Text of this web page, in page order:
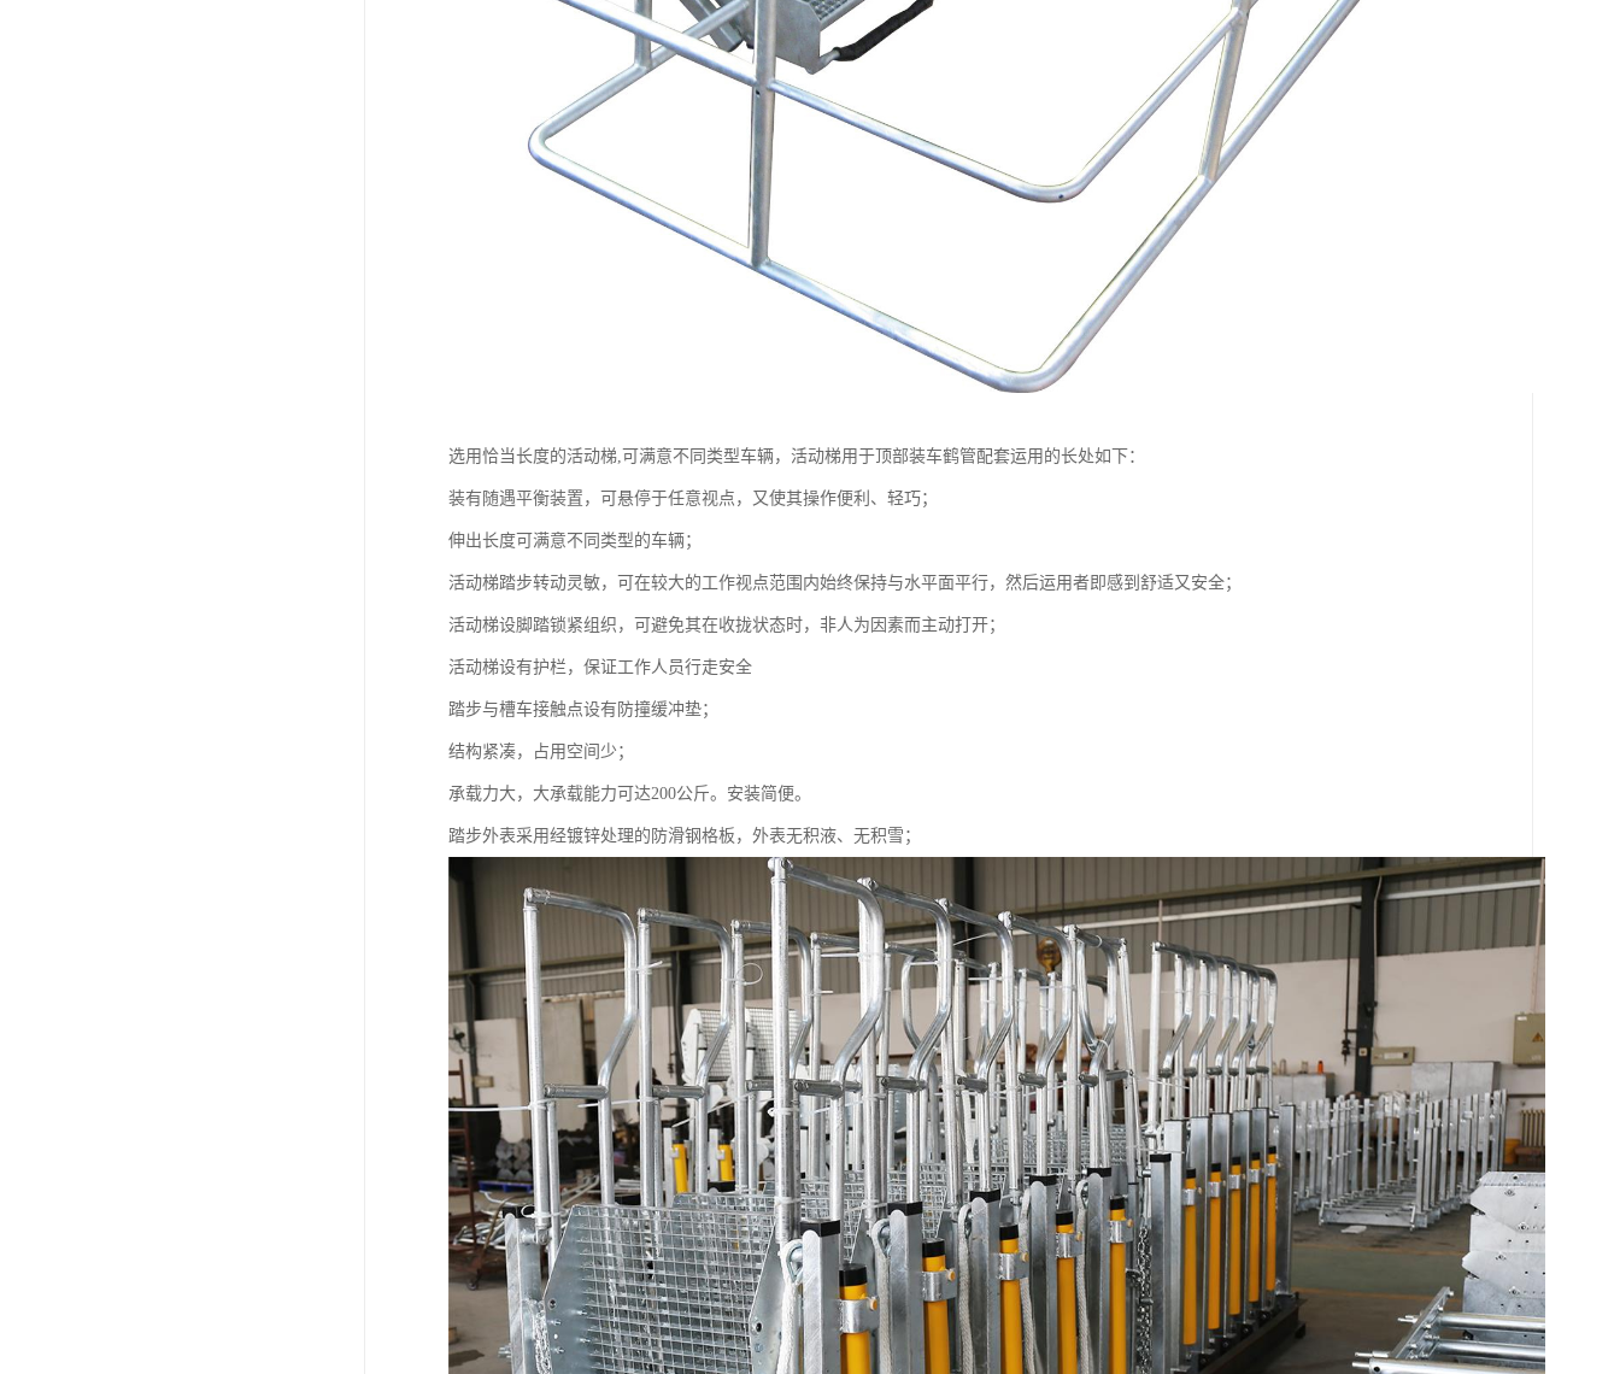
选用恰当长度的活动梯,可满意不同类型车辆，活动梯用于顶部装车鹤管配套运用的长处如下：
装有随遇平衡装置，可悬停于任意视点，又使其操作便利、轻巧；
伸出长度可满意不同类型的车辆；
活动梯踏步转动灵敏，可在较大的工作视点范围内始终保持与水平面平行，然后运用者即感到舒适又安全；
活动梯设脚踏锁紧组织，可避免其在收拢状态时，非人为因素而主动打开；
活动梯设有护栏，保证工作人员行走安全
踏步与槽车接触点设有防撞缓冲垫；
结构紧凑，占用空间少；
承载力大，大承载能力可达200公斤。安装简便。
踏步外表采用经镀锌处理的防滑钢格板，外表无积液、无积雪；